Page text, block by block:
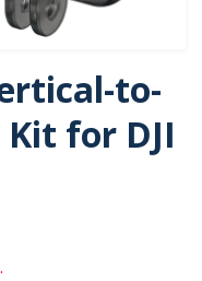
to-
for DJI